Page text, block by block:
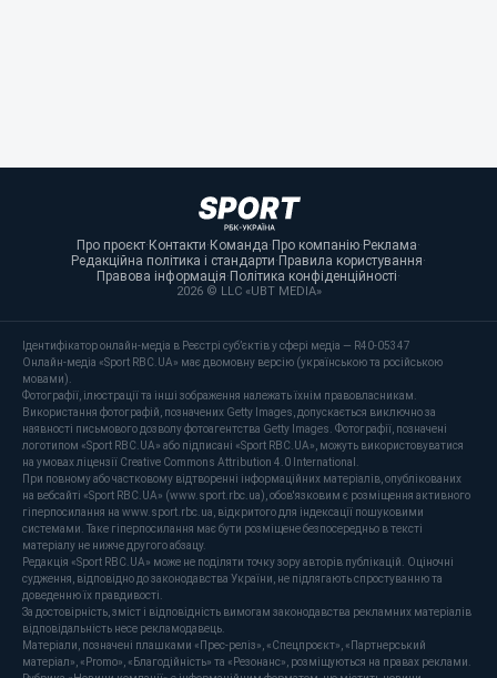
Про проєкт·Контакти·Команда·Про компанію·Реклама·
Редакційна політика і стандарти·Правила користування·
Правова інформація·Політика конфіденційності·
2026 © LLC «UBT MEDIA»
Ідентифікатор онлайн-медіа в Реєстрі суб’єктів у сфері медіа — R40-05347
Онлайн-медіа «Sport RBC.UA» має двомовну версію (українською та російською
мовами).
Фотографії, ілюстрації та інші зображення належать їхнім правовласникам.
Використання фотографій, позначених Getty Images, допускається виключно за
наявності письмового дозволу фотоагентства Getty Images. Фотографії, позначені
логотипом «Sport RBC.UA» або підписані «Sport RBC.UA», можуть використовуватися
на умовах ліцензії Creative Commons Attribution 4.0 International.
При повному або частковому відтворенні інформаційних матеріалів, опублікованих
на вебсайті «Sport RBC.UA» (www.sport.rbc.ua), обов'язковим є розміщення активного
гіперпосилання на www.sport.rbc.ua, відкритого для індексації пошуковими
системами. Таке гіперпосилання має бути розміщене безпосередньо в тексті
матеріалу не нижче другого абзацу.
Редакція «Sport RBC.UA» може не поділяти точку зору авторів публікацій. Оціночні
судження, відповідно до законодавства України, не підлягають спростуванню та
доведенню їх правдивості.
За достовірність, зміст і відповідність вимогам законодавства рекламних матеріалів
відповідальність несе рекламодавець.
Матеріали, позначені плашками «Прес-реліз», «Спецпроєкт», «Партнерський
матеріал», «Promo», «Благодійність» та «Резонанс», розміщуються на правах реклами.